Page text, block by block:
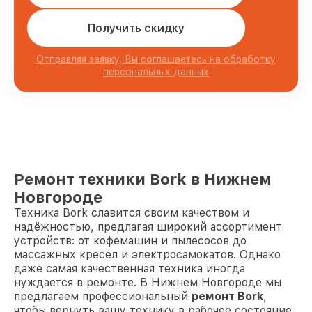
Получить скидку
Отправляя заявку, Вы соглашаетесь на обработку
персональных данных
Ремонт техники Bork в Нижнем
Новгороде
Техника Bork славится своим качеством и
надёжностью, предлагая широкий ассортимент
устройств: от кофемашин и пылесосов до
массажных кресел и электросамокатов. Однако
даже самая качественная техника иногда
нуждается в ремонте. В Нижнем Новгороде мы
предлагаем профессиональный ремонт Bork,